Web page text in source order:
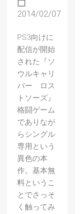
2014/02/07
PS3向けに
配信が開始
された『ソ
ウルキャリ
バー ロス
トソーズ』
格闘ゲーム
でありなが
らシングル
専用という
異色の本
作。基本無
料というこ
とでさっそ
く触ってみ